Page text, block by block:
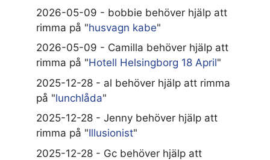
2026-05-09 - bobbie behöver hjälp att
rimma på "husvagn kabe"
2026-05-09 - Camilla behöver hjälp att
rimma på "Hotell Helsingborg 18 April"
2025-12-28 - al behöver hjälp att rimma
på "lunchlåda"
2025-12-28 - Jenny behöver hjälp att
rimma på "Illusionist"
2025-12-28 - Gc behöver hjälp att